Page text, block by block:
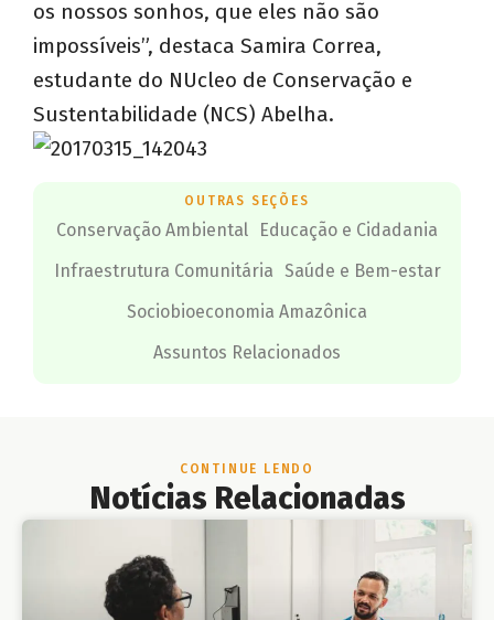
os nossos sonhos, que eles não são
impossíveis”, destaca Samira Correa,
estudante do NUcleo de Conservação e
Sustentabilidade (NCS) Abelha.
OUTRAS SEÇÕES
Conservação Ambiental
Educação e Cidadania
Infraestrutura Comunitária Saúde e Bem-estar
Sociobioeconomia Amazônica
Assuntos Relacionados
CONTINUE LENDO
Notícias Relacionadas